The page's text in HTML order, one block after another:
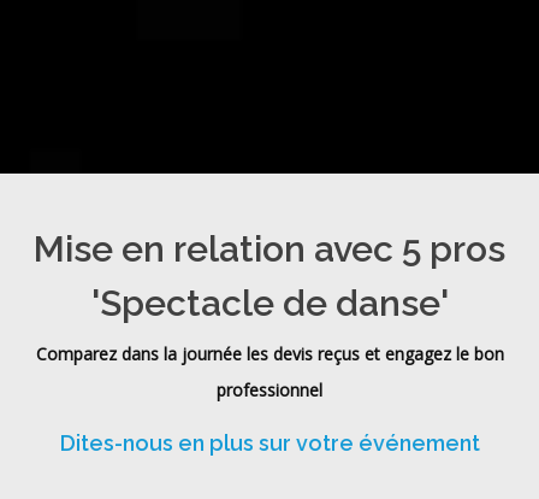
Mise en relation avec 5 pros
'Spectacle de danse'
Comparez dans la journée les devis reçus et engagez le bon
professionnel
Dites-nous en plus sur votre événement